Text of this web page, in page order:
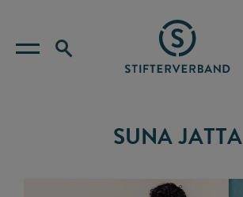
SUNA JATTA